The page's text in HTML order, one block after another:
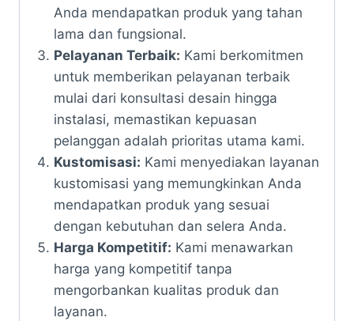
Anda mendapatkan produk yang tahan
lama dan fungsional.
Pelayanan Terbaik: Kami berkomitmen
untuk memberikan pelayanan terbaik
mulai dari konsultasi desain hingga
instalasi, memastikan kepuasan
pelanggan adalah prioritas utama kami.
Kustomisasi: Kami menyediakan layanan
kustomisasi yang memungkinkan Anda
mendapatkan produk yang sesuai
dengan kebutuhan dan selera Anda.
Harga Kompetitif: Kami menawarkan
harga yang kompetitif tanpa
mengorbankan kualitas produk dan
layanan.